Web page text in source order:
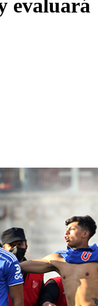
evaluará